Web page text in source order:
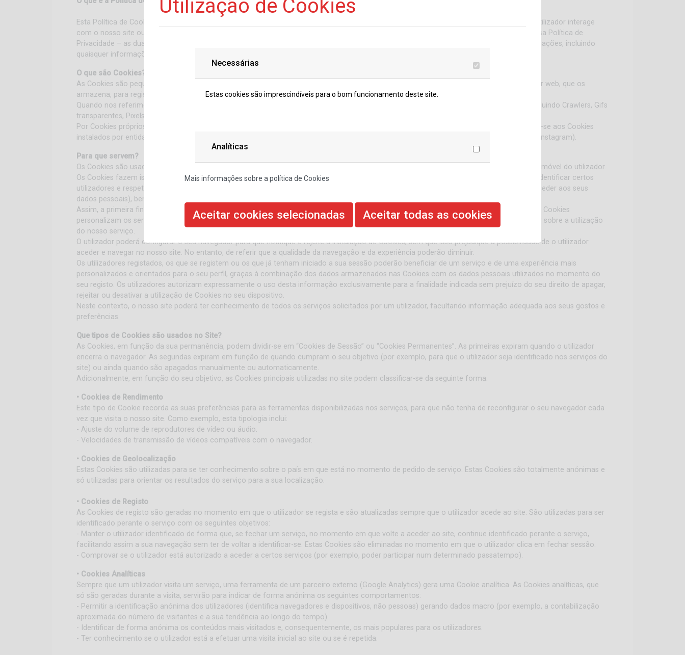
Utilização de Cookies
Necessárias
Estas cookies são imprescindíveis para o bom funcionamento deste site.
Analíticas
Mais informações sobre a política de Cookies
Aceitar cookies selecionadas Aceitar todas as cookies
Esta Política de Cookies estabelece a forma como a 014 Media Portugal, Lda. e terceiros autorizados por nós, utilizam Cookies quando o utilizador interage
com o nosso site ou os serviços prestados através do mesmo. Por favor, considere esta Política de Cookies como parte integrante da nossa Política de
Privacidade – as duas devem ser lidas em conjunto. A nossa Política de Privacidade explica o que fazemos (e não fazemos) com as informações, incluindo
quaisquer informações pessoais compiladas sobre o utilizador. Pedimos-lhe para ler ambas.
O que são Cookies?
As Cookies são pequenos ficheiros (geralmente feitos de pequenos pedaços de texto ou código) enviados para um navegador pelo servidor web, que os
armazena, para registar as atividades do utilizador num determinado site.
Quando nos referimos a Cookies estas referem-se, na realidade, a uma ampla gama de tecnologias que vão alem dos próprios Cookies, incluindo Crawlers, Gifs
transparentes, Pixels e outras tecnologias semelhantes.
Por Cookies próprios, deve entender-se os Cookies instalados por 014 Media Portugal, Lda.. No caso de Cookies de terceiros, estes referem-se aos Cookies
instalados por entidades terceiras que não sejam parte integrante do universo empresarial 014 Media Portugal, Lda. (Ex. Google, Facebook, Instagram).
Para que servem?
Os Cookies são usados para entender melhor como os aplicativos e Sites funcionam, e para personalizar e otimizar a experiência on-line e móvel do utilizador.
Os Cookies fazem isso ao permitir que a entidade que os instala analise o desempenho de uma página Web ou uma aplicação móvel para identificar certos
utilizadores e respetivo dispositivo de forma anónima e lembrar as suas preferências (sem fornecer quaisquer referências que permitam aceder aos seus
dados pessoais), bem como para veicular anúncios personalizados.
Assim, a primeira finalidade das Cookies é a de proporcionar ao utilizador um acesso mais rápido aos serviços selecionados. Além disso, as Cookies
personalizam os serviços oferecidos pelo site, facilitando e oferecendo a cada utilizador informação que é do seu interesse ou para alertar sobre a utilização
do nosso serviço.
O utilizador poderá configurar o seu navegador para que notifique e rejeite a instalação de Cookies, sem que isso prejudique a possibilidade de o utilizador
aceder e navegar no nosso site. No entanto, de referir que a qualidade da navegação e da experiência poderão diminuir.
Os utilizadores registados, os que se registem ou os que já tenham iniciado a sua sessão poderão beneficiar de um serviço e de uma experiência mais
personalizados e orientados para o seu perfil, graças à combinação dos dados armazenados nas Cookies com os dados pessoais utilizados no momento do
seu registo. Os utilizadores autorizam expressamente o uso desta informação exclusivamente para a finalidade indicada sem prejuízo do seu direito de apagar,
rejeitar ou desativar a utilização de Cookies no seu dispositivo.
Neste contexto, o nosso site poderá ter conhecimento de todos os serviços solicitados por um utilizador, facultando informação adequada aos seus gostos e
preferências.
Que tipos de Cookies são usados no Site?
As Cookies, em função da sua permanência, podem dividir-se em “Cookies de Sessão” ou “Cookies Permanentes”. As primeiras expiram quando o utilizador
encerra o navegador. As segundas expiram em função de quando cumpram o seu objetivo (por exemplo, para que o utilizador seja identificado nos serviços do
site) ou ainda quando são apagados manualmente ou automaticamente.
Adicionalmente, em função do seu objetivo, as Cookies principais utilizadas no site podem classificar-se da seguinte forma:
• Cookies de Rendimento
Este tipo de Cookie recorda as suas preferências para as ferramentas disponibilizadas nos serviços, para que não tenha de reconfigurar o seu navegador cada
vez que visita o nosso site. Como exemplo, esta tipologia inclui:
- Ajuste do volume de reprodutores de vídeo ou áudio.
- Velocidades de transmissão de vídeos compatíveis com o navegador.
• Cookies de Geolocalização
Estas Cookies são utilizadas para se ter conhecimento sobre o país em que está no momento de pedido de serviço. Estas Cookies são totalmente anónimas e
só utilizadas para orientar os resultados do serviço para a sua localização.
• Cookies de Registo
As Cookies de registo são geradas no momento em que o utilizador se regista e são atualizadas sempre que o utilizador acede ao site. São utilizadas para ser
identificado perante o serviço com os seguintes objetivos:
- Manter o utilizador identificado de forma que, se fechar um serviço, no momento em que volte a aceder ao site, continue identificado perante o serviço,
facilitando assim a sua navegação sem ter de voltar a identificar-se. Estas Cookies são eliminadas no momento em que o utilizador clica em fechar sessão.
- Comprovar se o utilizador está autorizado a aceder a certos serviços (por exemplo, poder participar num determinado passatempo).
• Cookies Analíticas
Sempre que um utilizador visita um serviço, uma ferramenta de um parceiro externo (Google Analytics) gera uma Cookie analítica. As Cookies analíticas, que
só são geradas durante a visita, servirão para indicar de forma anónima os seguintes comportamentos:
- Permitir a identificação anónima dos utilizadores (identifica navegadores e dispositivos, não pessoas) gerando dados macro (por exemplo, a contabilização
aproximada do número de visitantes e a sua tendência ao longo do tempo).
- Identificar de forma anónima os conteúdos mais visitados e, consequentemente, os mais populares para os utilizadores.
- Ter conhecimento se o utilizador está a efetuar uma visita inicial ao site ou se é repetida.